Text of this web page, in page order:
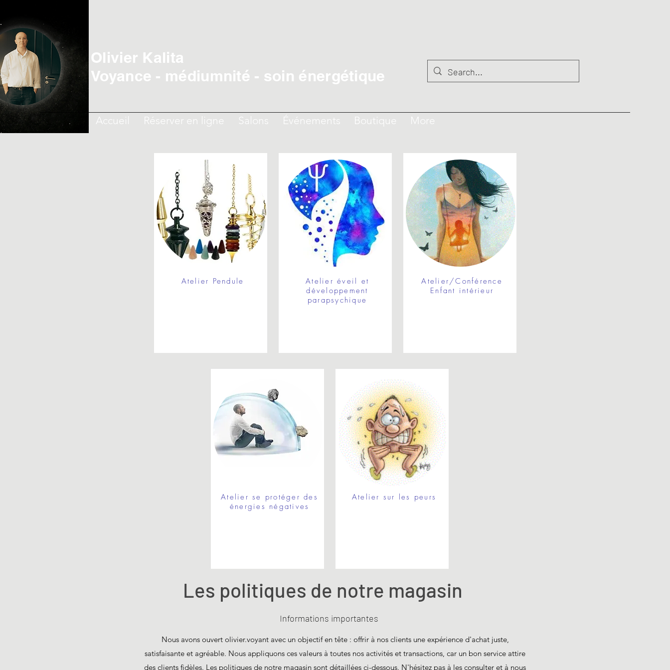
Olivier Kalita
Voyance - médiumnité - soin énergétique
Accueil Réserver en ligne Salons Événements Boutique More
Atelier Pendule
Atelier éveil et
développement
parapsychique
Atelier/Conférence
Enfant intérieur
Atelier se protéger des
énergies négatives
Atelier sur les peurs
Les politiques de notre magasin
Informations importantes
Nous avons ouvert olivier.voyant avec un objectif en tête : offrir à nos clients une expérience d'achat juste,
satisfaisante et agréable. Nous appliquons ces valeurs à toutes nos activités et transactions, car un bon service attire
des clients fidèles. Les politiques de notre magasin sont détaillées ci-dessous. N'hésitez pas à les consulter et à nous